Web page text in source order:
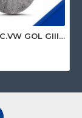
DISCO FRIC.VW GOL GIII 1.0 16V TURB